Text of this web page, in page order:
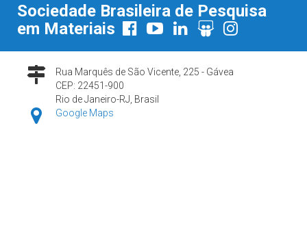
Sociedade Brasileira de Pesquisa
em Materiais
Rua Marquês de São Vicente, 225 - Gávea
CEP: 22451-900
Rio de Janeiro-RJ, Brasil
Google Maps